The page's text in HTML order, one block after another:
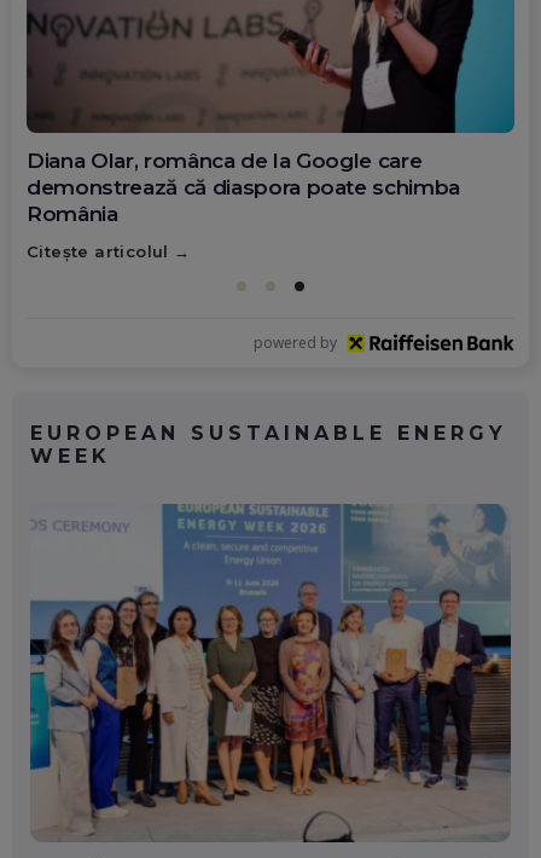
Diana Olar, românca de la Google care
demonstrează că diaspora poate schimba
România
Citește articolul
powered by
EUROPEAN SUSTAINABLE ENERGY
WEEK